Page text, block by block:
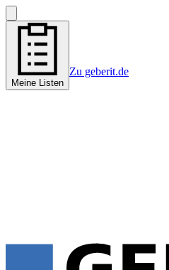
Meine Listen
Zu geberit.de